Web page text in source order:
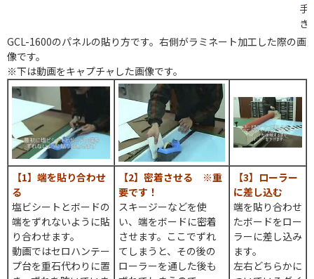
手
き
GCL-1600のパネルの貼り方です。右側がラミネート加工した際の画
像です。
※下は動画をキャプチャした画像です。
【1】端を貼り合わせ
る
塩ビシートとボードの
端をずれないように貼
り合わせます。
動画ではセロハンテー
プ台を重石代わりに置
【2】密着させる ※重
要です！
スキージーなどを使
い、端をボードに密着
させます。ここでずれ
てしまうと、その後の
ローラーを通した後も
【3】ローラー
に差し込む
端を貼り合わせ
たボードをロー
ラーに差し込み
ます。
左右どちらかに